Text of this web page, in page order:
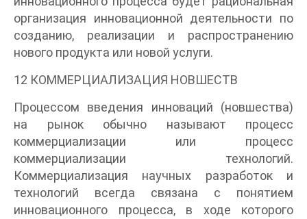
организация инновационной деятельности по
созданию, реализации и распространению
нового продукта или новой услуги.
12 КОММЕРЦИАЛИЗАЦИЯ НОВШЕСТВ
Процессом введения инноваций (новшества)
на рынок обычно называют процесс
коммерциализации или процесс
коммерциализации технологий.
Коммерциализация научных разработок и
технологий всегда связана с понятием
инновационного процесса, в ходе которого